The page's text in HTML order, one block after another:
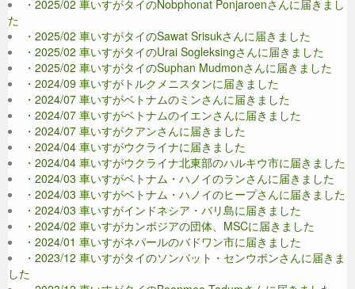
・2025/02 車いすがタイのNobphonat Ponjaroenさんに届きまし
た
・2025/02 車いすがタイのSawat Srisukさんに届きました
・2025/02 車いすがタイのUrai Sogleksingさんに届きました
・2025/02 車いすがタイのSuphan Mudmonさんに届きました
・2024/09 車いすがトルクメニスタンに届きました
・2024/07 車いすがベトナムのミンさんに届きました
・2024/07 車いすがベトナムのイエンさんに届きました
・2024/07 車いすがクアンさんに届きました
・2024/04 車いすがウクライナに届きました
・2024/04 車いすがウクライナ北東部のハルキウ市に届きました
・2024/03 車いすがベトナム・ハノイのランさんに届きました
・2024/03 車いすがベトナム・ハノイのヒープさんに届きました
・2024/03 車いすがインドネシア・バリ島に届きました
・2024/02 車いすがカンボジアの団体、MSCに届きました
・2024/01 車いすがネパールのバドワン市に届きました
・2023/12 車いすがタイのソンバット・センウボンさんに届きま
した